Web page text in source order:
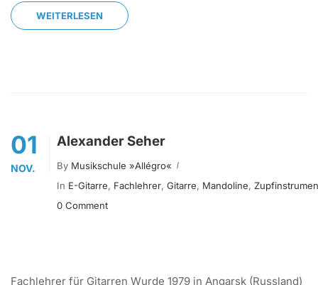
WEITERLESEN
01
NOV.
Alexander Seher
By Musikschule »allégro«
In E-Gitarre, Fachlehrer, Gitarre, Mandoline,
0 Comment
Fachlehrer für Gitarren Wurde 1979 in Angarsk (Russland)